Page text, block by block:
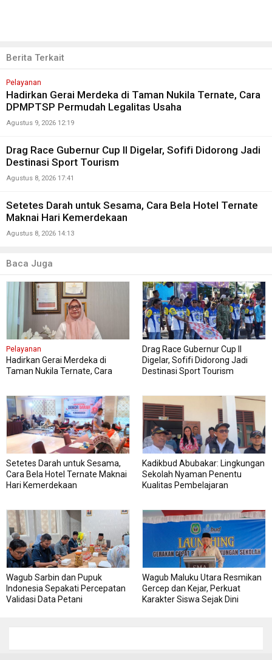
Berita Terkait
Pelayanan
Hadirkan Gerai Merdeka di Taman Nukila Ternate, Cara
DPMPTSP Permudah Legalitas Usaha
Agustus 9, 2026 12:19
Drag Race Gubernur Cup II Digelar, Sofifi Didorong Jadi
Destinasi Sport Tourism
Agustus 8, 2026 17:41
Setetes Darah untuk Sesama, Cara Bela Hotel Ternate
Maknai Hari Kemerdekaan
Agustus 8, 2026 14:13
Baca Juga
Pelayanan
Hadirkan Gerai Merdeka di
Taman Nukila Ternate, Cara
Drag Race Gubernur Cup II
Digelar, Sofifi Didorong Jadi
Destinasi Sport Tourism
Setetes Darah untuk Sesama,
Cara Bela Hotel Ternate Maknai
Hari Kemerdekaan
Kadikbud Abubakar: Lingkungan
Sekolah Nyaman Penentu
Kualitas Pembelajaran
Wagub Sarbin dan Pupuk
Indonesia Sepakati Percepatan
Validasi Data Petani
Wagub Maluku Utara Resmikan
Gercep dan Kejar, Perkuat
Karakter Siswa Sejak Dini